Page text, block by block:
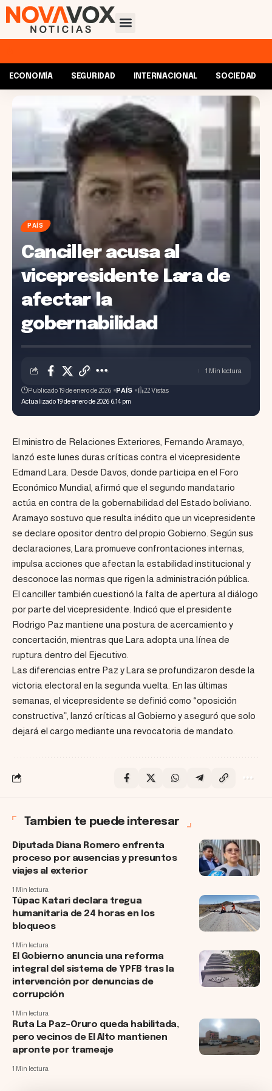
ECONOMÍA SEGURIDAD INTERNACIONAL SOCIEDAD
PAÍS
Canciller acusa al
vicepresidente Lara de
afectar la
gobernabilidad
Actualizado 19 de enero de 2026 6:14 pm
Publicado 19 de enero de 2026 PAÍS 22 Vistas
1 Min lectura
El ministro de Relaciones Exteriores, Fernando Aramayo,
lanzó este lunes duras críticas contra el vicepresidente
Edmand Lara. Desde Davos, donde participa en el Foro
Económico Mundial, afirmó que el segundo mandatario
actúa en contra de la gobernabilidad del Estado boliviano.
Aramayo sostuvo que resulta inédito que un vicepresidente
se declare opositor dentro del propio Gobierno. Según sus
declaraciones, Lara promueve confrontaciones internas,
impulsa acciones que afectan la estabilidad institucional y
desconoce las normas que rigen la administración pública.
El canciller también cuestionó la falta de apertura al diálogo
por parte del vicepresidente. Indicó que el presidente
Rodrigo Paz mantiene una postura de acercamiento y
concertación, mientras que Lara adopta una línea de
ruptura dentro del Ejecutivo.
Las diferencias entre Paz y Lara se profundizaron desde la
victoria electoral en la segunda vuelta. En las últimas
semanas, el vicepresidente se definió como “oposición
constructiva”, lanzó críticas al Gobierno y aseguró que solo
dejará el cargo mediante una revocatoria de mandato.
Tambien te puede interesar
Diputada Diana Romero enfrenta
proceso por ausencias y presuntos
viajes al exterior
1 Min lectura
Túpac Katari declara tregua
humanitaria de 24 horas en los
bloqueos
1 Min lectura
El Gobierno anuncia una reforma
integral del sistema de YPFB tras la
intervención por denuncias de
corrupción
1 Min lectura
Ruta La Paz–Oruro queda habilitada,
pero vecinos de El Alto mantienen
apronte por trameaje
1 Min lectura